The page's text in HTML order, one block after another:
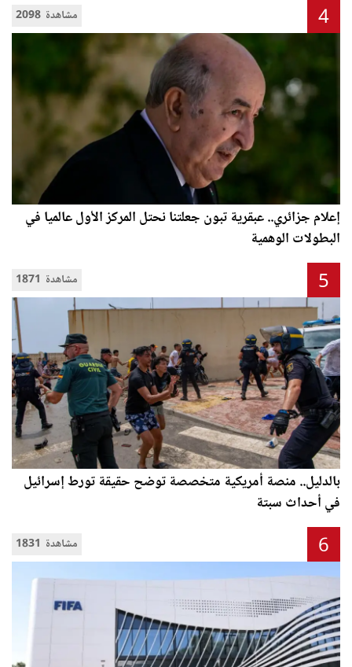
2098 مشاهدة 4
إعلام جزائري.. عبقرية تبون جعلتنا نحتل المركز الأول عالميا في
البطولات الوهمية
1871 مشاهدة 5
بالدليل.. منصة أمريكية متخصصة توضح حقيقة تورط إسرائيل
في أحداث سبتة
1831 مشاهدة 6